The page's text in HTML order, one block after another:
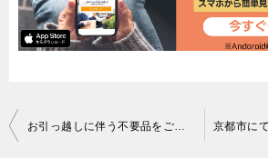
投
お引っ越しに伴う不要品をご希望の日程で回収いたしました！